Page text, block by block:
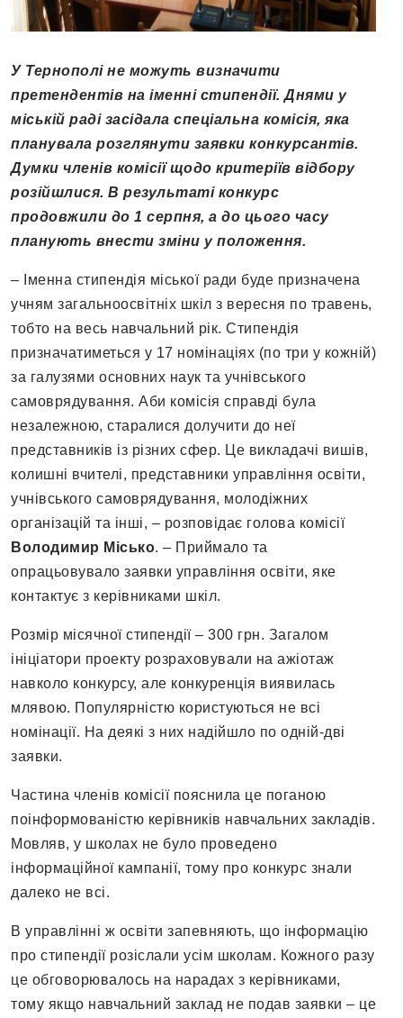
У Тернополі не можуть визначити
претендентів на іменні стипендії. Днями у
міській раді засідала спеціальна комісія, яка
планувала розглянути заявки конкурсантів.
Думки членів комісії щодо критеріїв відбору
розійшлися. В результаті конкурс
продовжили до 1 серпня, а до цього часу
планують внести зміни у положення.
– Іменна стипендія міської ради буде призначена
учням загальноосвітніх шкіл з вересня по травень,
тобто на весь навчальний рік. Стипендія
призначатиметься у 17 номінаціях (по три у кожній)
за галузями основних наук та учнівського
самоврядування. Аби комісія справді була
незалежною, старалися долучити до неї
представників із різних сфер. Це викладачі вишів,
колишні вчителі, представники управління освіти,
учнівського самоврядування, молодіжних
організацій та інші, – розповідає голова комісії
Володимир Місько. – Приймало та
опрацьовувало заявки управління освіти, яке
контактує з керівниками шкіл.
Розмір місячної стипендії – 300 грн. Загалом
ініціатори проекту розраховували на ажіотаж
навколо конкурсу, але конкуренція виявилась
млявою. Популярністю користуються не всі
номінації. На деякі з них надійшло по одній-дві
заявки.
Частина членів комісії пояснила це поганою
поінформованістю керівників навчальних закладів.
Мовляв, у школах не було проведено
інформаційної кампанії, тому про конкурс знали
далеко не всі.
В управлінні ж освіти запевняють, що інформацію
про стипендії розіслали усім школам. Кожного разу
це обговорювалось на нарадах з керівниками,
тому якщо навчальний заклад не подав заявки – це